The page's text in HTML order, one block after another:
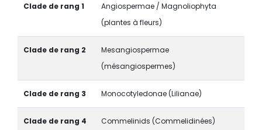
Clade de rang 1
Angiospermae / Magnoliophyta
(plantes à fleurs)
Clade de rang 2
Mesangiospermae
(mésangiospermes)
Clade de rang 3 Monocotyledonae (Lilianae)
Clade de rang 4 Commelinids (Commelidinées)